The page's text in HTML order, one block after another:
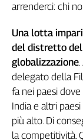
Puglia
Sicilia
Trentino
Umbria
Valle
D'Aosta
Veneto
arrenderci: chi
Una lotta
del distretto
globalizzazione
delegato della
fa nei paesi
India e altri
più alto. Di
la competitività.